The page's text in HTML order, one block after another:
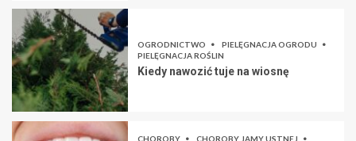
OGRODNICTWO
PIELĘGNACJA OGRODU
PIELĘGNACJA ROŚLIN
Kiedy nawozić tuje na wiosnę
CHOROBY
CHOROBY JAMY USTNEJ